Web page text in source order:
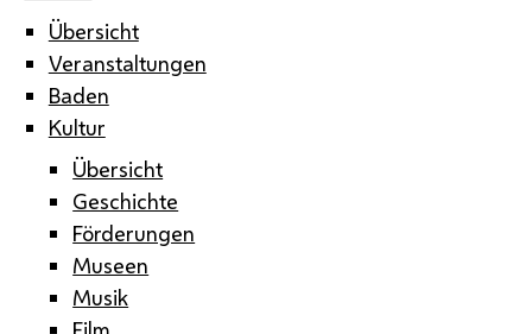
Übersicht
Veranstaltungen
Baden
Kultur
Übersicht
Geschichte
Förderungen
Museen
Musik